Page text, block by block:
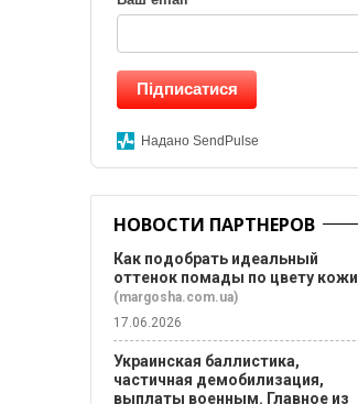
Підписатися
Надано SendPulse
НОВОСТИ ПАРТНЕРОВ
Как подобрать идеальный
оттенок помады по цвету кожи
(margosha.com.ua)
17.06.2026
Украинская баллистика,
частичная демобилизация,
выплаты военным. Главное из